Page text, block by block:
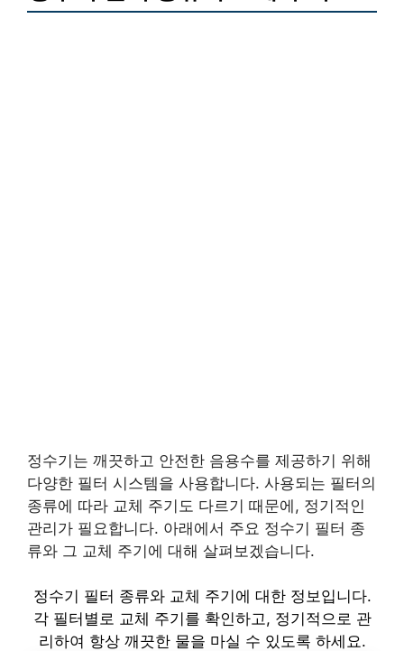
정수기는 깨끗하고 안전한 음용수를 제공하기 위해
다양한 필터 시스템을 사용합니다. 사용되는 필터의
종류에 따라 교체 주기도 다르기 때문에, 정기적인
관리가 필요합니다. 아래에서 주요 정수기 필터 종
류와 그 교체 주기에 대해 살펴보겠습니다.
정수기 필터 종류와 교체 주기에 대한 정보입니다.
각 필터별로 교체 주기를 확인하고, 정기적으로 관
리하여 항상 깨끗한 물을 마실 수 있도록 하세요.